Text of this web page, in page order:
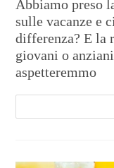
Abbiamo preso
sulle vacanze e
differenza? E la
giovani o
aspetteremmo